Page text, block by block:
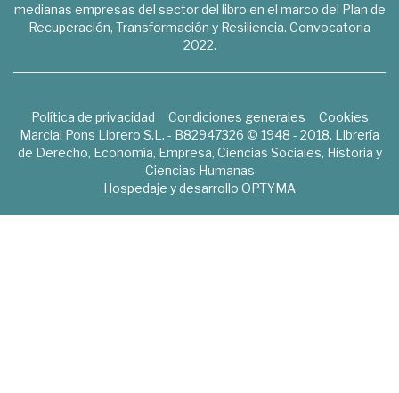
medianas empresas del sector del libro en el marco del Plan de
Recuperación, Transformación y Resiliencia. Convocatoria
2022.
Política de privacidad Condiciones generales
Cookies
Marcial Pons Librero S.L. - B82947326 © 1948 - 2018. Librería
de Derecho, Economía, Empresa, Ciencias Sociales, Historia y
Ciencias Humanas
Hospedaje y desarrollo OPTYMA